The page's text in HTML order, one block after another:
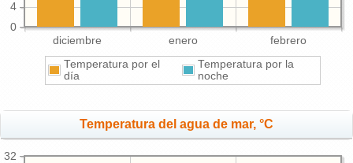
diciembre enero febrero
0
4
Temperatura por el
día
Temperatura por la
noche
Temperatura del agua de mar, °C
32